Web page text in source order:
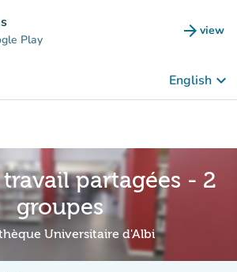
Play arrow_forward view
(new
English keyboard_arrow_down
travail partagées - 2
groupes
Universitaire d'Albi